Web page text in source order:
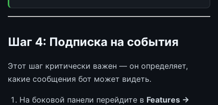
Шаг 4: Подписка на события
Этот шаг критически важен — он определяет,
какие сообщения бот может видеть.
На боковой панели перейдите в Features →